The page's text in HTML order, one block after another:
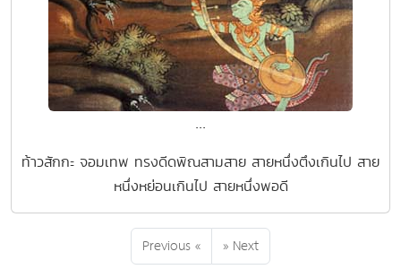
...
ท้าวสักกะ จอมเทพ ทรงดีดพิณสามสาย สายหนึ่งตึงเกินไป สาย
หนึ่งหย่อนเกินไป สายหนึ่งพอดี
Previous « » Next